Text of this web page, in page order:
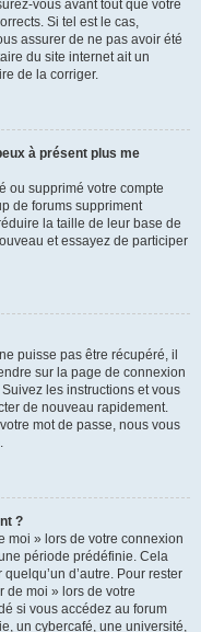
vous avant tout que votre
Si tel est le cas,
assurer de ne pas avoir été
du site internet ait un
de la corriger.
à présent plus me
ou supprimé votre compte
de forums suppriment
la taille de leur base de
et essayez de participer
puisse pas être récupéré, il
sur la page de connexion
les instructions et vous
de nouveau rapidement.
mot de passe, nous vous
?
moi » lors de votre connexion
période prédéfinie. Cela
d’autre. Pour rester
de moi » lors de votre
si vous accédez au forum
un cybercafé, une université,